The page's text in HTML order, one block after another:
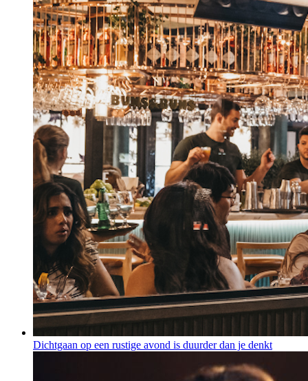
Dichtgaan op een rustige avond is duurder dan je denkt